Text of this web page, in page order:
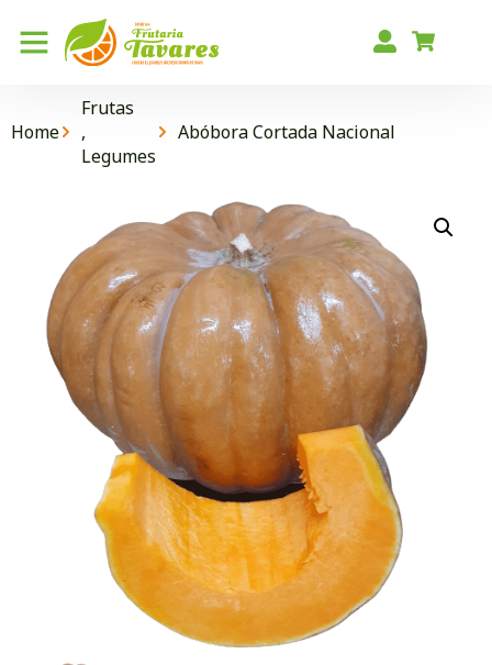
Home
Frutas
,
Legumes
Abóbora Cortada Nacional